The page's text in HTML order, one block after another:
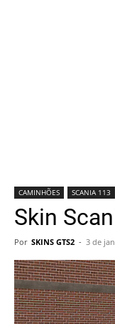
CAMINHÕES SCANIA 113
Skin
Por SKINS GTS2 - 3 de